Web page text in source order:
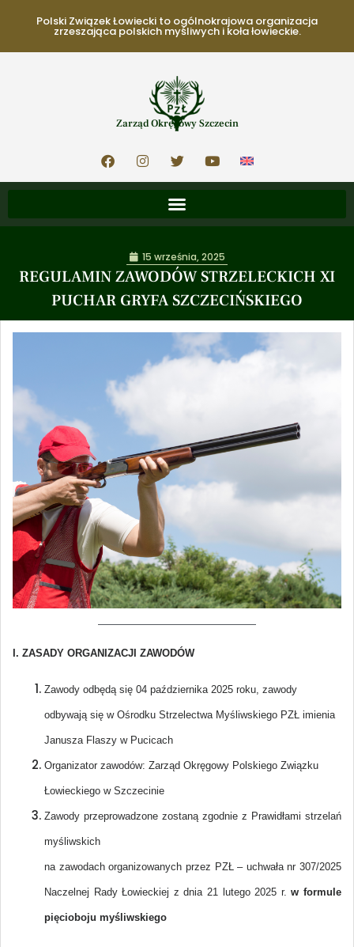
Polski Związek Łowiecki to ogólnokrajowa organizacja
zrzeszająca polskich myśliwych i koła łowieckie.
Zarząd Okręgowy Szczecin
REGULAMIN ZAWODÓW STRZELECKICH XI
PUCHAR GRYFA SZCZECIŃSKIEGO
15 września, 2025
I. ZASADY ORGANIZACJI ZAWODÓW
Zawody odbędą się 04 października 2025 roku, zawody
odbywają się w Ośrodku Strzelectwa Myśliwskiego PZŁ imienia
Janusza Flaszy w Pucicach
Organizator zawodów: Zarząd Okręgowy Polskiego Związku
Łowieckiego w Szczecinie
Zawody przeprowadzone zostaną zgodnie z Prawidłami strzelań
myśliwskich
na zawodach organizowanych przez PZŁ – uchwała nr 307/2025
Naczelnej Rady Łowieckiej z dnia 21 lutego 2025 r.w formule
pięcioboju myśliwskiego